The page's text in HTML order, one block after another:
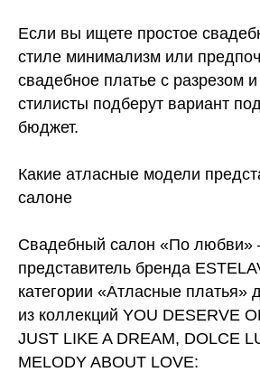
Если вы ищете простое
стиле минимализм или
свадебное платье с разрезом
стилисты подберут вариант
бюджет.
Какие атласные модели
салоне
Свадебный салон «По
представитель бренда
категории «Атласные платья»
из коллекций YOU DESERVE
JUST LIKE A DREAM, DOLCE
MELODY ABOUT LOVE: